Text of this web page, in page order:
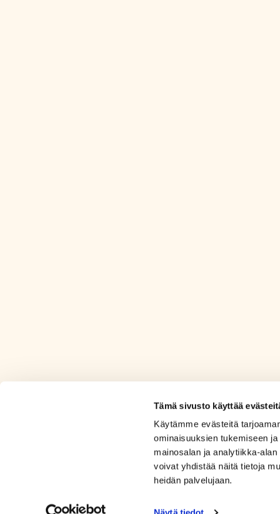
Tämä sivusto käyttää
Käytämme evästeitä
ominaisuuksien tukemiseen
mainosalan ja analytiikka-
voivat yhdistää näitä tietoja
heidän palvelujaan.